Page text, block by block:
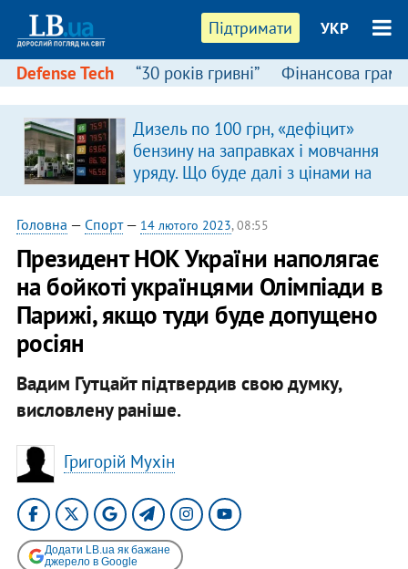
Підтримати УКР
Defense Tech “30 років гривні” Фінансова
Дизель по 100 грн, «дефіцит»
бензину на заправках і мовчання
уряду. Що буде далі з цінами на
пальне?
Головна — Спорт— 14 лютого 2023, 08:55
Президент НОК України наполягає
на бойкоті українцями Олімпіади в
Парижі, якщо туди буде допущено
росіян
Вадим Гутцайт підтвердив свою думку,
висловлену раніше.
Григорій Мухін
Додати LB.ua як бажане
джерело в Google